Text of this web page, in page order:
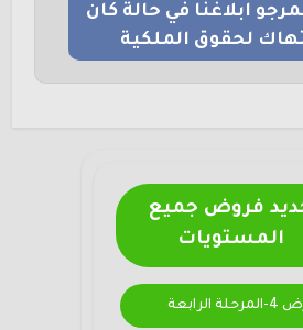
ابلاغنا في حالة كان
لحقوق الملكية
فروض جميع
المستويات
الرابعة